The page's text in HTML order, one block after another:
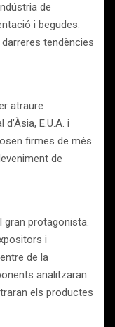
de
i begudes.
tendències
atraure
E.U.A. i
firmes de més
de
gran protagonista.
i
de la
analitzaran
els productes